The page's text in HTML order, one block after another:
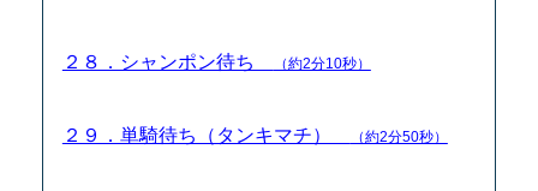
２８．シャンポン待ち （約2分10秒）
２９．単騎待ち（タンキマチ） （約2分50秒）